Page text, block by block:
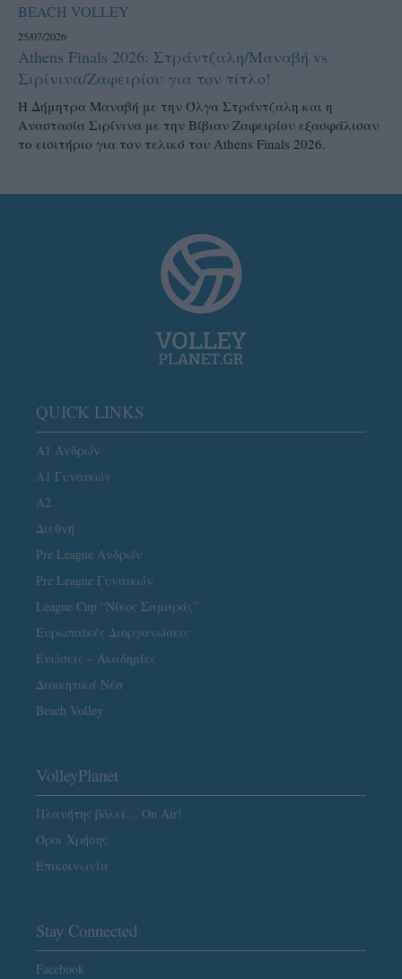
BEACH VOLLEY
25/07/2026
Athens Finals 2026: Στράντζαλη/Μαναβή vs
Σιρίνινα/Ζαφειρίου για τον τίτλο!
H Δήμητρα Μαναβή με την Όλγα Στράντζαλη και η
Αναστασία Σιρίνινα με την Βίβιαν Ζαφειρίου εξασφάλισαν
το εισιτήριο για τον τελικό του Athens Finals 2026.
QUICK LINKS
Α1 Ανδρών
Α1 Γυναικών
A2
Διεθνή
Pre League Ανδρών
Pre League Γυναικών
League Cup “Νίκος Σαμαράς”
Ευρωπαϊκές Διοργανώσεις
Ενώσεις – Ακαδημίες
Διοικητικά Νέα
Beach Volley
VolleyPlanet
Πλανήτης βόλεϊ… On Air!
Όροι Χρήσης
Επικοινωνία
Stay Connected
Facebook